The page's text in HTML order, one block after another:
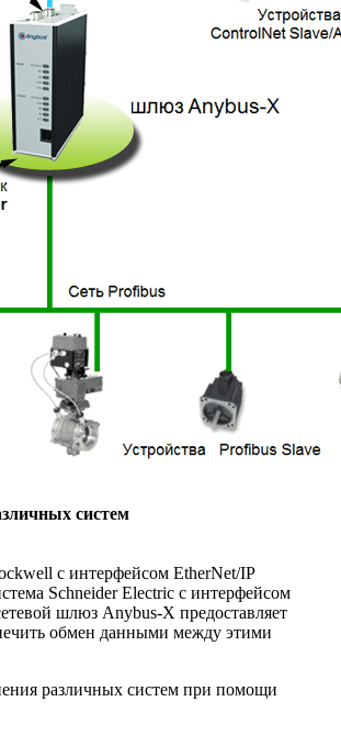
систем
с интерфейсом EtherNet/IP
Schneider Electric с интерфейсом
шлюз Anybus-X предоставляет
обмен данными между этими